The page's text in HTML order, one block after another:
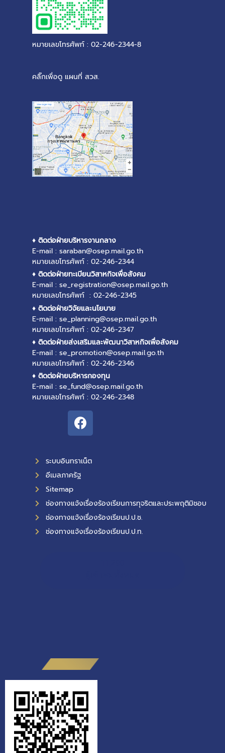
หมายเลขโทรศัพท์ : 02-246-2344-8
คลิ๊กเพื่อดู แผนที่ สวส.
♦ ติดต่อฝ่ายบริหารงานกลาง
E-mail : saraban@osep.mail.go.th
หมายเลขโทรศัพท์ : 02-246-2344
♦ ติดต่อฝ่ายทะเบียนวิสาหกิจเพื่อสังคม
E-mail : se_registration@osep.mail.go.th
หมายเลขโทรศัพท์ : 02-246-2345
♦ ติดต่อฝ่ายวิจัยและนโยบาย
E-mail : se_planning@osep.mail.go.th
หมายเลขโทรศัพท์ : 02-246-2347
♦ ติดต่อฝ่ายส่งเสริมและพัฒนาวิสาหกิจเพื่อสังคม
E-mail : se_promotion@osep.mail.go.th
หมายเลขโทรศัพท์ : 02-246-2346
♦ ติดต่อฝ่ายบริหารกองทุน
E-mail : se_fund@osep.mail.go.th
หมายเลขโทรศัพท์ : 02-246-2348
ระบบอินทราเน็ต
อีเมลภาครัฐ
Sitemap
ช่องทางแจ้งเรื่องร้องเรียนการทุจริตและประพฤติมิชอบ
ช่องทางแจ้งเรื่องร้องเรียนป.ป.ช.
ช่องทางแจ้งเรื่องร้องเรียนป.ป.ท.